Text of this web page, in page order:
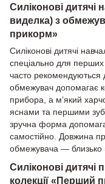
Силіконові дитячі
виделка) з
прикорм»
Силіконові дитячі
спеціально для перших
часто рекомендуються
обмежувач допомагає
прибора, а м’який
яснами та першими
зручна форма
самостійно. Довжина
обмежувача — близько
Силіконові дитячі
колекції «Перший